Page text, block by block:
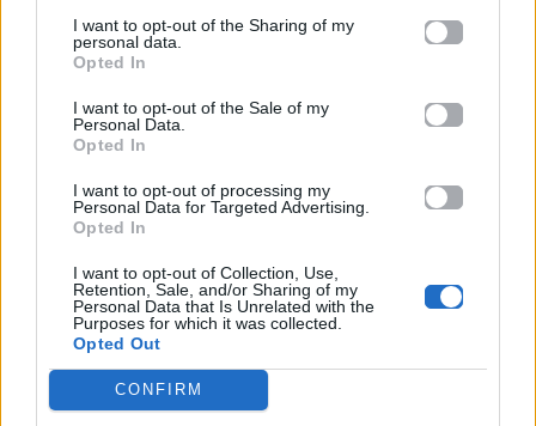
I want to opt-out of the Sharing of my
personal data.
Opted In
I want to opt-out of the Sale of my
Personal Data.
Opted In
I want to opt-out of processing my
Personal Data for Targeted Advertising.
Opted In
I want to opt-out of Collection, Use,
Retention, Sale, and/or Sharing of my
Personal Data that Is Unrelated with the
Purposes for which it was collected.
Opted Out
CONFIRM
Όσα έγιναν στο VIP των Mad Video
Music Awards 2018 by Coca-Cola &
McDonald’s!